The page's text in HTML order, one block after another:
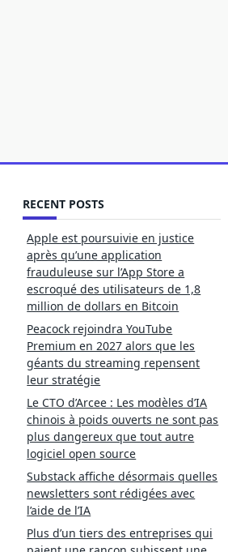
RECENT POSTS
Apple est poursuivie en justice
après qu’une application
frauduleuse sur l’App Store a
escroqué des utilisateurs de 1,8
million de dollars en Bitcoin
Peacock rejoindra YouTube
Premium en 2027 alors que les
géants du streaming repensent
leur stratégie
Le CTO d’Arcee : Les modèles d’IA
chinois à poids ouverts ne sont pas
plus dangereux que tout autre
logiciel open source
Substack affiche désormais quelles
newsletters sont rédigées avec
l’aide de l’IA
Plus d’un tiers des entreprises qui